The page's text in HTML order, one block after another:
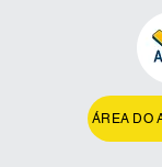
ÁREA DO